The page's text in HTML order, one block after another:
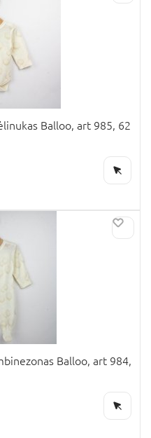
Balloo, art 985, 62
Balloo, art 984,